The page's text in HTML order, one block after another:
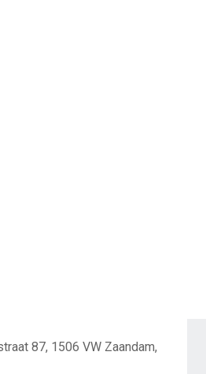
87, 1506 VW Zaandam,